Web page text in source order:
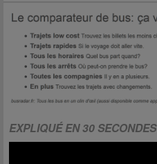
EXPLIQUÉ EN 30 SECONDES